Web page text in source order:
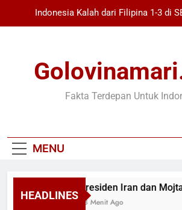
Indonesia Kalah dari Filipina 1-3 di
Wali Mengguncang The Sounds
dengan Ribuan Penonton
Presiden Iran dan Mojtaba Khamenei
Bahasan
Bupati Bogor Ambil Bendera Pusaka dari
dengan Ribuan Penonton
Fakta Terdepan Untuk
MENU
HEADLINES
Presiden Iran dan
28 Menit Ago